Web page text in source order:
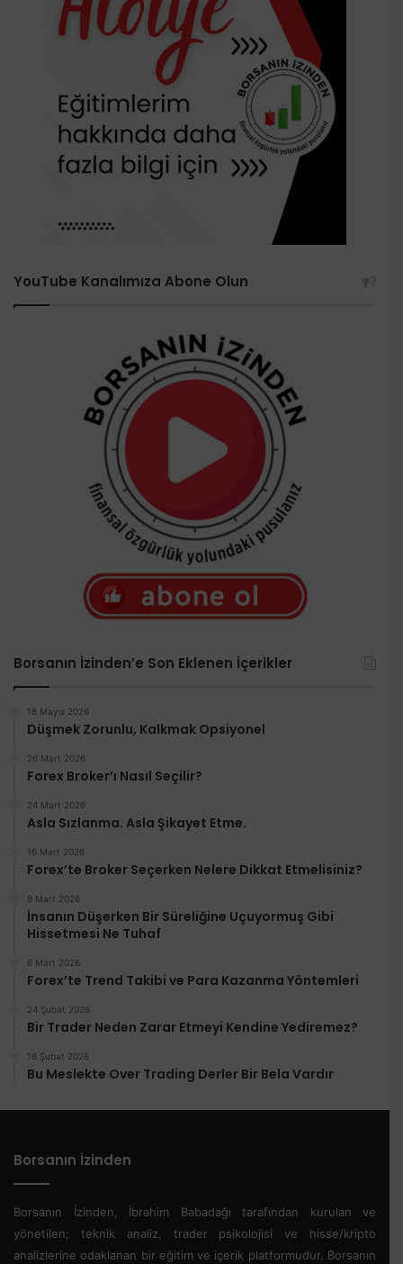
YouTube Kanalımıza Abone Olun
Borsanın İzinden’e Son Eklenen İçerikler
18 Mayıs 2026
Düşmek Zorunlu, Kalkmak Opsiyonel
26 Mart 2026
Forex Broker’ı Nasıl Seçilir?
24 Mart 2026
Asla Sızlanma. Asla Şikayet Etme.
16 Mart 2026
Forex’te Broker Seçerken Nelere Dikkat Etmelisiniz?
9 Mart 2026
İnsanın Düşerken Bir Süreliğine Uçuyormuş Gibi
Hissetmesi Ne Tuhaf
6 Mart 2026
Forex’te Trend Takibi ve Para Kazanma Yöntemleri
24 Şubat 2026
Bir Trader Neden Zarar Etmeyi Kendine Yediremez?
16 Şubat 2026
Bu Meslekte Over Trading Derler Bir Bela Vardır
Borsanın İzinden
Borsanın İzinden, İbrahim Babadağı tarafından kurulan ve
yönetilen; teknik analiz, trader psikolojisi ve hisse/kripto
analizlerine odaklanan bir eğitim ve içerik platformudur. Borsanın